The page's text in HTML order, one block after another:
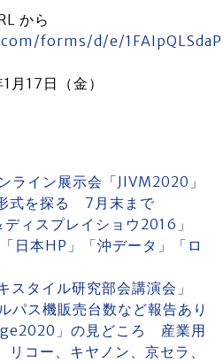
から
forms/d/e/
月17日（金）
ライン展示会「JIVM2020」
式を探る 7月末まで
ディスプレイショウ2016」
日本HP」「沖データ」「ロ
スタイル研究部会講演会」
ス機販売台数など報告あり
」の見どころ 産業用
コー、キヤノン、京セラ、